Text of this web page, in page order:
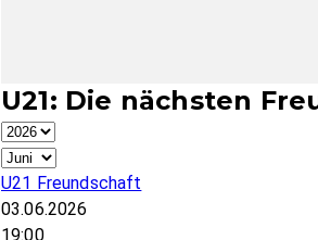
U21: Die nächsten
U21 Freundschaft
03.06.2026
19:00